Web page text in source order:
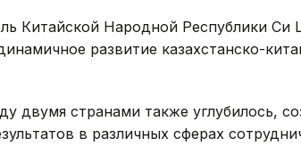
Китайской Народной Республики Си
развитие казахстанско-
двумя странами также углубилось,
в различных сферах